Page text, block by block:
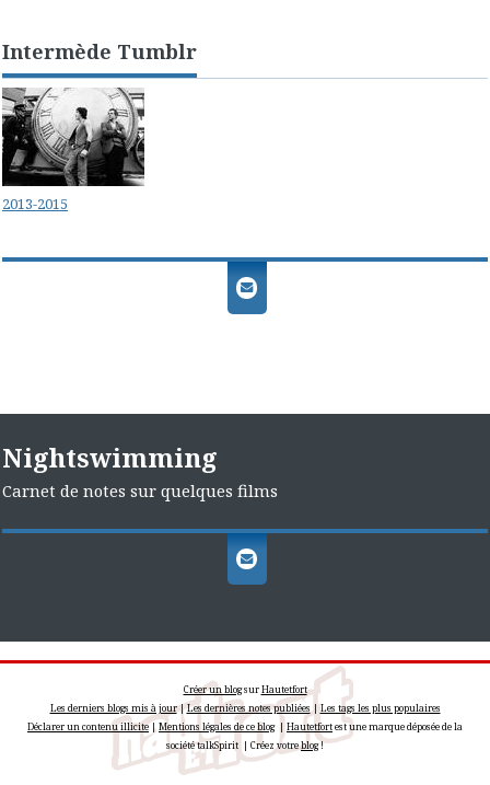
Intermède Tumblr
2013-2015
Nightswimming
Carnet de notes sur quelques films
Créer un blogsurHautetfort
Les derniers blogs mis à jour|Les dernières notes publiées |Les tags les plus populaires
Déclarer un contenu illicite| Mentions légales de ce blog| Hautetfortest une marque déposée de la
société talkSpirit | Créez votreblog!